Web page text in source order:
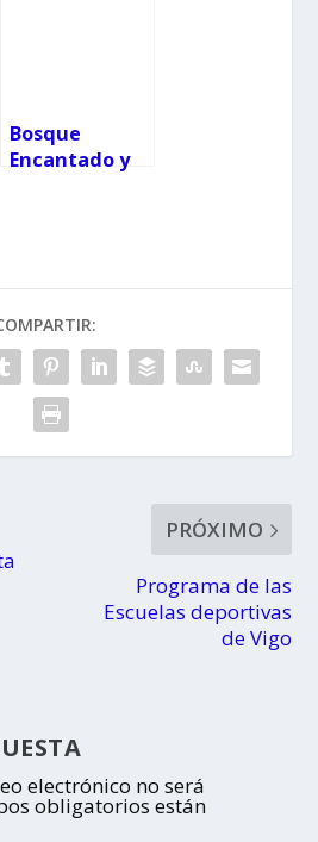
Bosque
Encantado y
PRÓXIMO
Programa de las
Escuelas deportivas
de Vigo
electrónico no será
obligatorios están